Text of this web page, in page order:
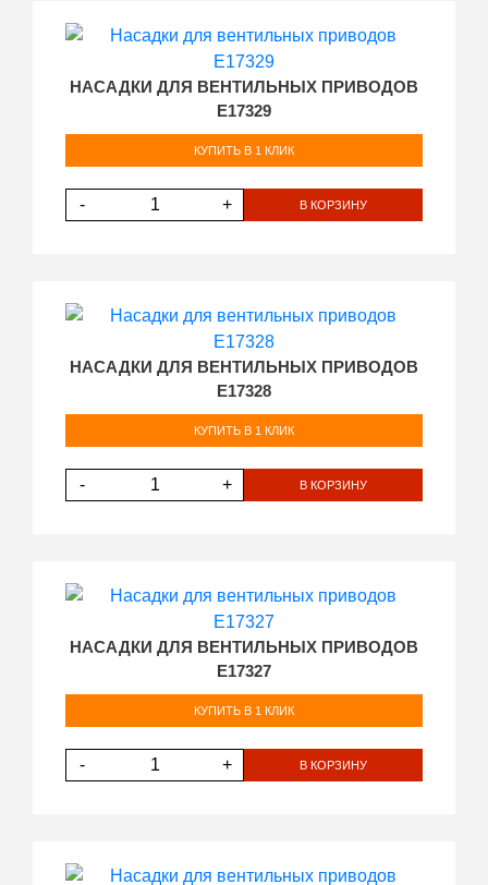
НАСАДКИ ДЛЯ ВЕНТИЛЬНЫХ ПРИВОДОВ
E17329
КУПИТЬ В 1 КЛИК
- + В КОРЗИНУ
НАСАДКИ ДЛЯ ВЕНТИЛЬНЫХ ПРИВОДОВ
E17328
КУПИТЬ В 1 КЛИК
- + В КОРЗИНУ
НАСАДКИ ДЛЯ ВЕНТИЛЬНЫХ ПРИВОДОВ
E17327
КУПИТЬ В 1 КЛИК
- + В КОРЗИНУ